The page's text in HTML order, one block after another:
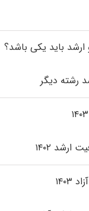
ارشد باید یکی باشد؟
رشته دیگر
۱۴۰۲